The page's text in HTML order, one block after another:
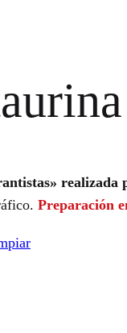
realizada
Preparación